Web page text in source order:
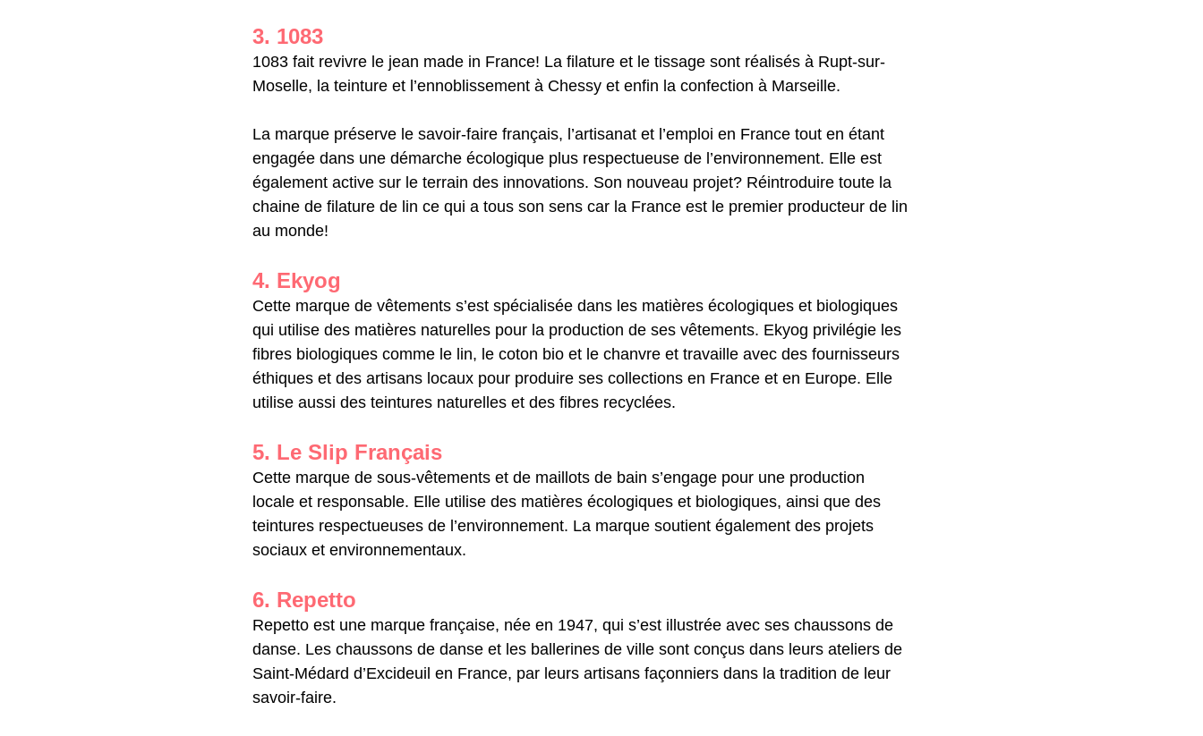
3. 1083
1083 fait revivre le jean made in France! La filature et le tissage sont réalisés à Rupt-sur-
Moselle, la teinture et l’ennoblissement à Chessy et enfin la confection à Marseille.
La marque préserve le savoir-faire français, l’artisanat et l’emploi en France tout en étant
engagée dans une démarche écologique plus respectueuse de l’environnement. Elle est
également active sur le terrain des innovations. Son nouveau projet? Réintroduire toute la
chaine de filature de lin ce qui a tous son sens car la France est le premier producteur de lin
au monde!
4. Ekyog
Cette marque de vêtements s’est spécialisée dans les matières écologiques et biologiques
qui utilise des matières naturelles pour la production de ses vêtements. Ekyog privilégie les
fibres biologiques comme le lin, le coton bio et le chanvre et travaille avec des fournisseurs
éthiques et des artisans locaux pour produire ses collections en France et en Europe. Elle
utilise aussi des teintures naturelles et des fibres recyclées.
5. Le Slip Français
Cette marque de sous-vêtements et de maillots de bain s’engage pour une production
locale et responsable. Elle utilise des matières écologiques et biologiques, ainsi que des
teintures respectueuses de l’environnement. La marque soutient également des projets
sociaux et environnementaux.
6. Repetto
Repetto est une marque française, née en 1947, qui s’est illustrée avec ses chaussons de
danse. Les chaussons de danse et les ballerines de ville sont conçus dans leurs ateliers de
Saint-Médard d’Excideuil en France, par leurs artisans façonniers dans la tradition de leur
savoir-faire.